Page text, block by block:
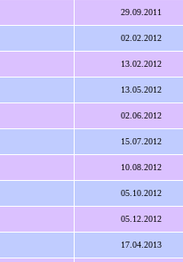
29.09.2011
02.02.2012
13.02.2012
13.05.2012
02.06.2012
15.07.2012
10.08.2012
05.10.2012
05.12.2012
17.04.2013